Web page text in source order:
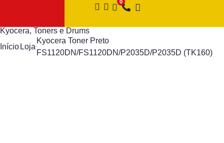
Kyocera, Toners e Drums
Início Loja
Kyocera Toner Preto
FS1120DN/FS1120DN/P2035D/P2035D (TK160)